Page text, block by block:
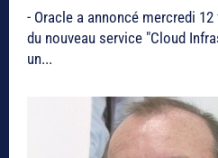
- Oracle a annoncé mercredi
du nouveau service "Cloud
un...